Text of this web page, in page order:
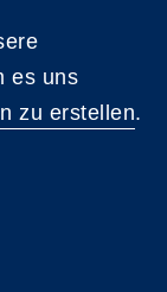
es uns
zu erstellen.